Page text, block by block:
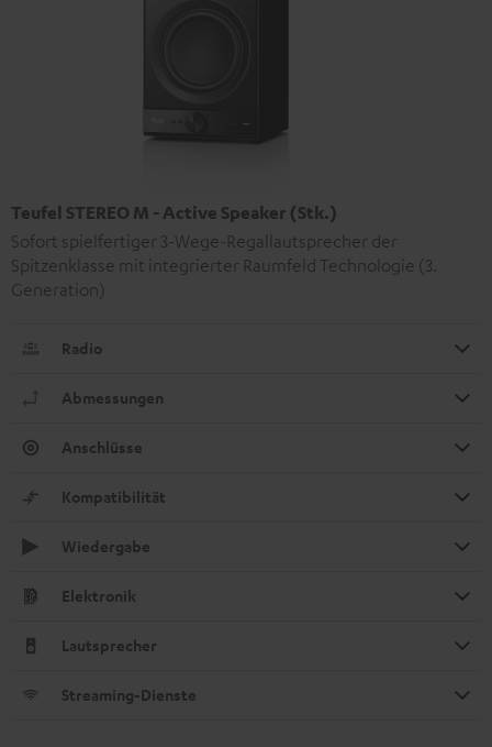
Teufel STEREO M - Active Speaker (Stk.)
Sofort spielfertiger 3-Wege-Regallautsprecher der
Spitzenklasse mit integrierter Raumfeld Technologie (3.
Generation)
Radio
Abmessungen
Anschlüsse
Kompatibilität
Wiedergabe
Elektronik
Lautsprecher
Streaming-Dienste